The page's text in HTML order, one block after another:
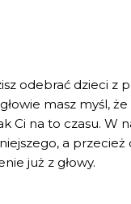
odebrać dzieci z
masz myśl,
Ci na to czasu. W
a przecież
już z głowy.